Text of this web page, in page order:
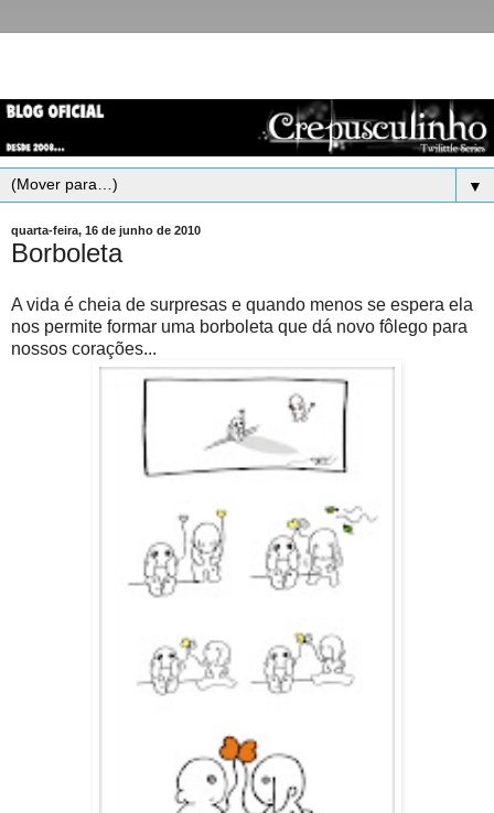
▼
quarta-feira, 16 de junho de 2010
Borboleta
A vida é cheia de surpresas e quando menos se espera ela
nos permite formar uma borboleta que dá novo fôlego para
nossos corações...